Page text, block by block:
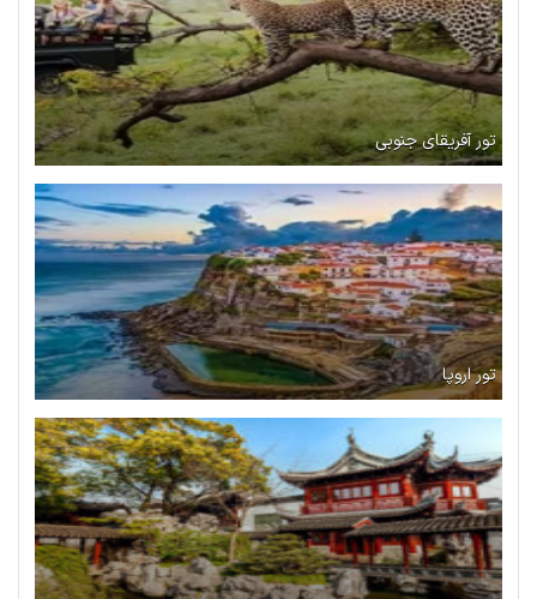
تور آفریقای جنوبی
تور اروپا